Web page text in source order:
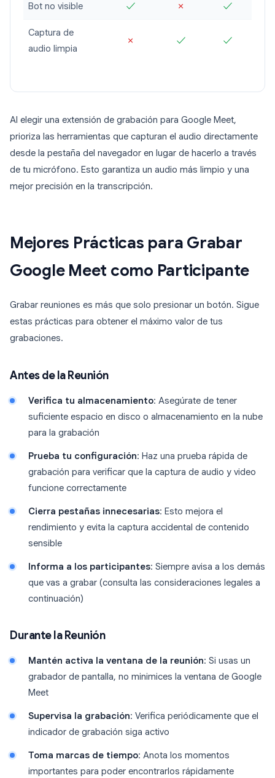
Bot no visible ✓ ✗ ✓
Captura de
audio limpia
✗ ✓ ✓
Al elegir una extensión de grabación para Google Meet,
prioriza las herramientas que capturan el audio directamente
desde la pestaña del navegador en lugar de hacerlo a través
de tu micrófono. Esto garantiza un audio más limpio y una
mejor precisión en la transcripción.
Mejores Prácticas para Grabar
Google Meet como Participante
Grabar reuniones es más que solo presionar un botón. Sigue
estas prácticas para obtener el máximo valor de tus
grabaciones.
Antes de la Reunión
Verifica tu almacenamiento: Asegúrate de tener
suficiente espacio en disco o almacenamiento en la nube
para la grabación
Prueba tu configuración: Haz una prueba rápida de
grabación para verificar que la captura de audio y video
funcione correctamente
Cierra pestañas innecesarias: Esto mejora el
rendimiento y evita la captura accidental de contenido
sensible
Informa a los participantes: Siempre avisa a los demás
que vas a grabar (consulta las consideraciones legales a
continuación)
Durante la Reunión
Mantén activa la ventana de la reunión: Si usas un
grabador de pantalla, no minimices la ventana de Google
Meet
Supervisa la grabación: Verifica periódicamente que el
indicador de grabación siga activo
Toma marcas de tiempo: Anota los momentos
importantes para poder encontrarlos rápidamente